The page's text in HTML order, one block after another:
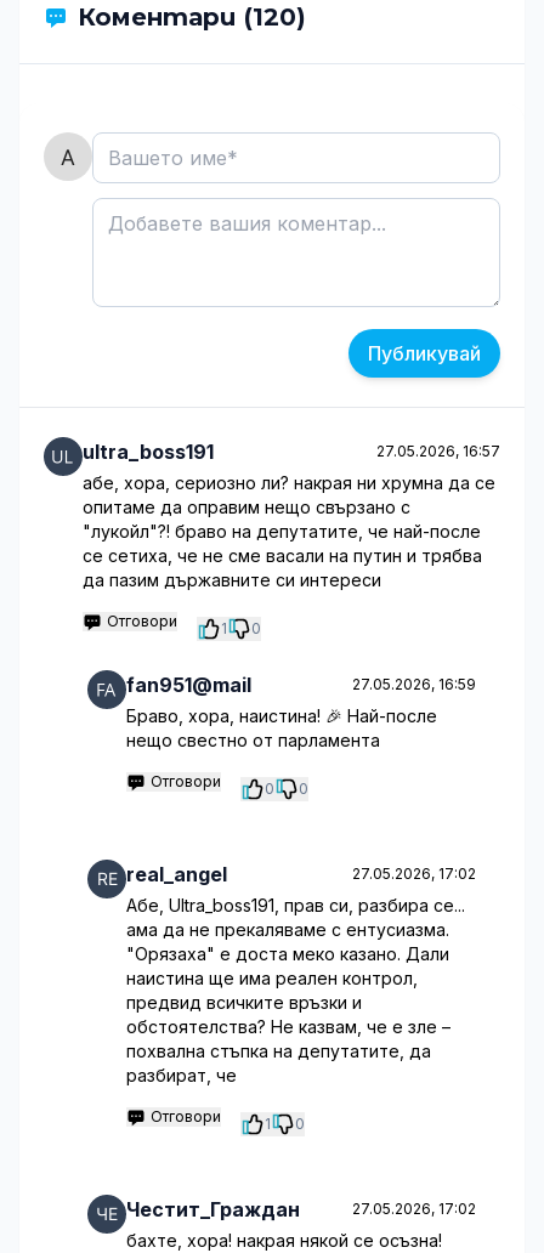
Коментари (120)
Публикувай
ultra_boss191 27.05.2026, 16:57
абе, хора, сериозно ли? накрая ни хрумна да се
опитаме да оправим нещо свързано с
"лукойл"?! браво на депутатите, че най-после
се сетиха, че не сме васали на путин и трябва
да пазим държавните си интереси
Отговори 1 0
fan951@mail 27.05.2026, 16:59
Браво, хора, наистина! 🎉 Най-после
нещо свестно от парламента
Отговори 0 0
real_angel 27.05.2026, 17:02
Абе, Ultra_boss191, прав си, разбира се...
ама да не прекаляваме с ентусиазма.
"Орязаха" е доста меко казано. Дали
наистина ще има реален контрол,
предвид всичките връзки и
обстоятелства? Не казвам, че е зле –
похвална стъпка на депутатите, да
разбират, че
Отговори 1 0
Честит_Граждан 27.05.2026, 17:02
бахте, хора! накрая някой се осъзна!